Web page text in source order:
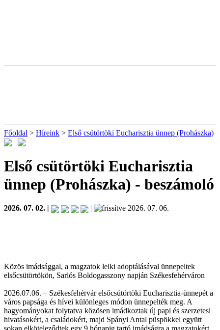
Főoldal > Híreink > Első csütörtöki Eucharisztia ünnep (Prohászka)
Első csütörtöki Eucharisztia
ünnep (Prohászka) - beszámoló
2026. 07. 02. | | 2026. 07. 06.
Közös imádsággal, a magzatok lelki adoptálásával ünnepeltek
elsőcsütörtökön, Sarlós Boldogasszony napján Székesfehérváron
2026.07.06. – Székesfehérvár elsőcsütörtöki Eucharisztia-ünnepét a
város papsága és hívei különleges módon ünnepelték meg. A
hagyományokat folytatva közösen imádkoztak új papi és szerzetesi
hivatásokért, a családokért, majd Spányi Antal püspökkel együtt
sokan elköteleződtek egy 9 hónapig tartó imádságra a magzatokért.